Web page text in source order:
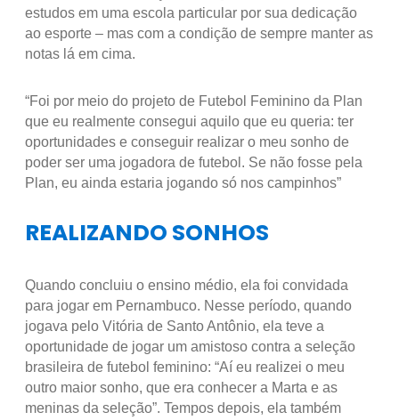
estudos em uma escola particular por sua dedicação
ao esporte – mas com a condição de sempre manter as
notas lá em cima.
“Foi por meio do projeto de Futebol Feminino da Plan
que eu realmente consegui aquilo que eu queria: ter
oportunidades e conseguir realizar o meu sonho de
poder ser uma jogadora de futebol. Se não fosse pela
Plan, eu ainda estaria jogando só nos campinhos”
REALIZANDO SONHOS
Quando concluiu o ensino médio, ela foi convidada
para jogar em Pernambuco. Nesse período, quando
jogava pelo Vitória de Santo Antônio, ela teve a
oportunidade de jogar um amistoso contra a seleção
brasileira de futebol feminino: “Aí eu realizei o meu
outro maior sonho, que era conhecer a Marta e as
meninas da seleção”. Tempos depois, ela também